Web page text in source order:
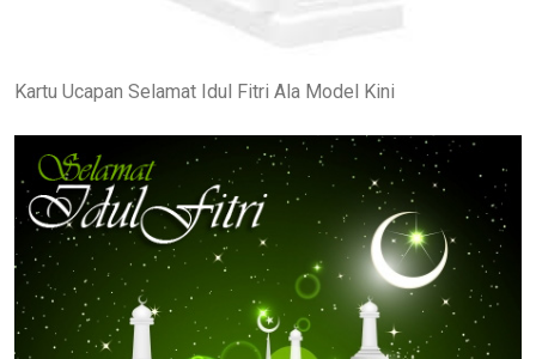
Kartu Ucapan Selamat Idul Fitri Ala Model Kini